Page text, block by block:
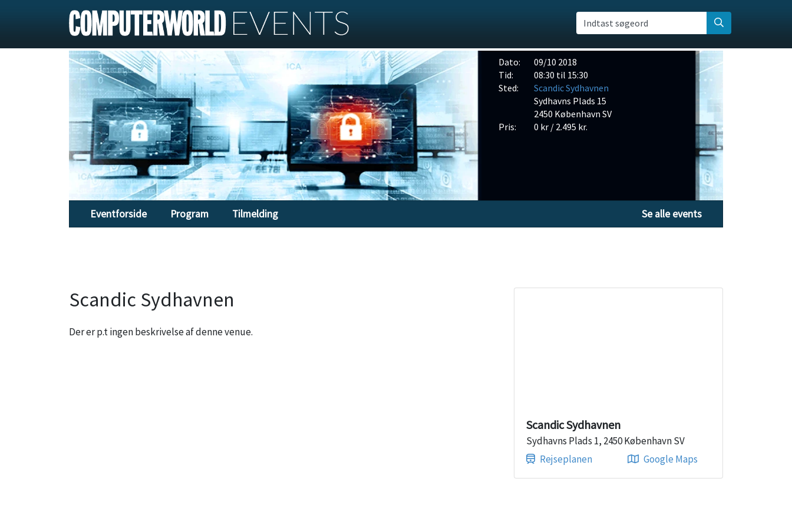
Indtast søgeord
Dato:
09/10 2018
Tid:
08:30 til 15:30
Sted:
Scandic Sydhavnen
Sydhavns Plads 15
2450 København SV
Pris:
0 kr / 2.495 kr.
Eventforside Program Tilmelding Se alle events
Scandic Sydhavnen
Der er p.t ingen beskrivelse af denne venue.
Scandic Sydhavnen
Sydhavns Plads 1, 2450 København SV
Rejseplanen
Google Maps